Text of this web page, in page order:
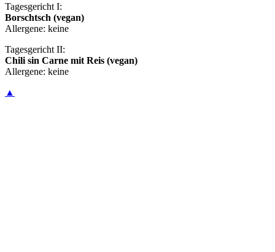
Tagesgericht I:
Borschtsch (vegan)
Allergene: keine
Tagesgericht II:
Chili sin Carne mit Reis (vegan)
Allergene: keine
▲